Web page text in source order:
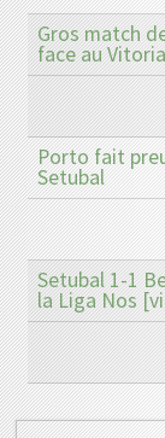
Gros match
face au
Porto fait
Setubal
Setubal 1-1
la Liga Nos